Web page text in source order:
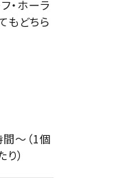
・ホーラ
もどちら
～（1個
り）